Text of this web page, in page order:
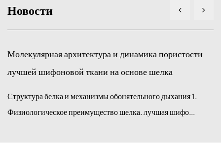
Новости
и динамика пористости
ткани на основе шелка
механизмы обонятельного дыхания 1.
преимущество шелка. лучшая шифо...
Каковы
для оптовых
Выбор